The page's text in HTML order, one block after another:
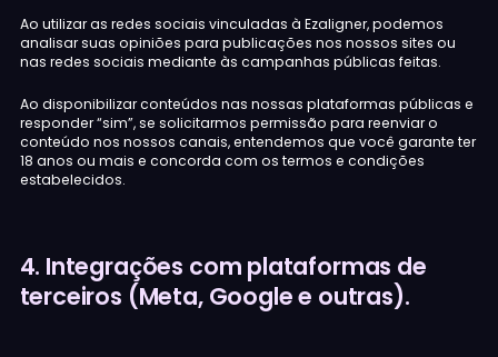
Ao utilizar as redes sociais vinculadas à Ezaligner, podemos
analisar suas opiniões para publicações nos nossos sites ou
nas redes sociais mediante às campanhas públicas feitas.
Ao disponibilizar conteúdos nas nossas plataformas públicas e
responder “sim”, se solicitarmos permissão para reenviar o
conteúdo nos nossos canais, entendemos que você garante ter
18 anos ou mais e concorda com os termos e condições
estabelecidos.
4. Integrações com plataformas de
terceiros (Meta, Google e outras).